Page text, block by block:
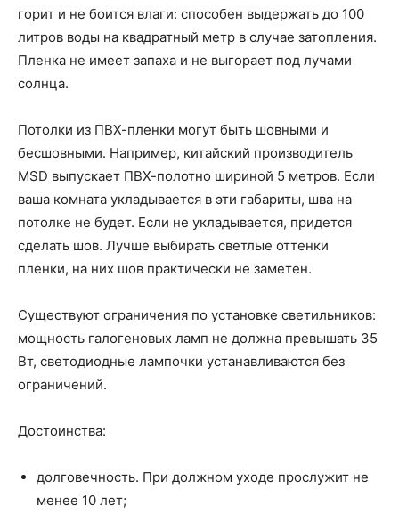
горит и не боится влаги: способен выдержать до 100
литров воды на квадратный метр в случае затопления.
Пленка не имеет запаха и не выгорает под лучами
солнца.
Потолки из ПВХ-пленки могут быть шовными и
бесшовными. Например, китайский производитель
MSD выпускает ПВХ-полотно шириной 5 метров. Если
ваша комната укладывается в эти габариты, шва на
потолке не будет. Если не укладывается, придется
сделать шов. Лучше выбирать светлые оттенки
пленки, на них шов практически не заметен.
Существуют ограничения по установке светильников:
мощность галогеновых ламп не должна превышать 35
Вт, светодиодные лампочки устанавливаются без
ограничений.
Достоинства:
долговечность. При должном уходе прослужит не
менее 10 лет;